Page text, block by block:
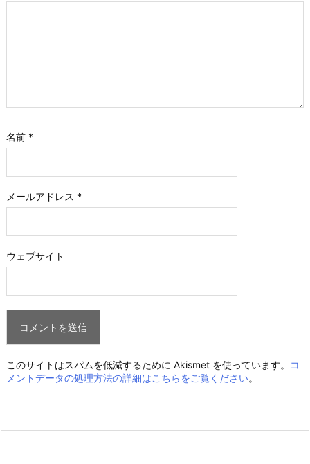
名前 *
メールアドレス *
ウェブサイト
このサイトはスパムを低減するために Akismet を使っています。
コ
メントデータの処理方法の詳細はこちらをご覧ください。